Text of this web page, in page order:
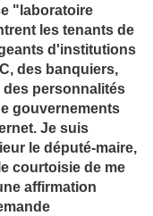
"laboratoire
les tenants de
d'institutions
des banquiers,
personnalités
gouvernements
Je suis
le député-maire,
courtoisie de me
affirmation